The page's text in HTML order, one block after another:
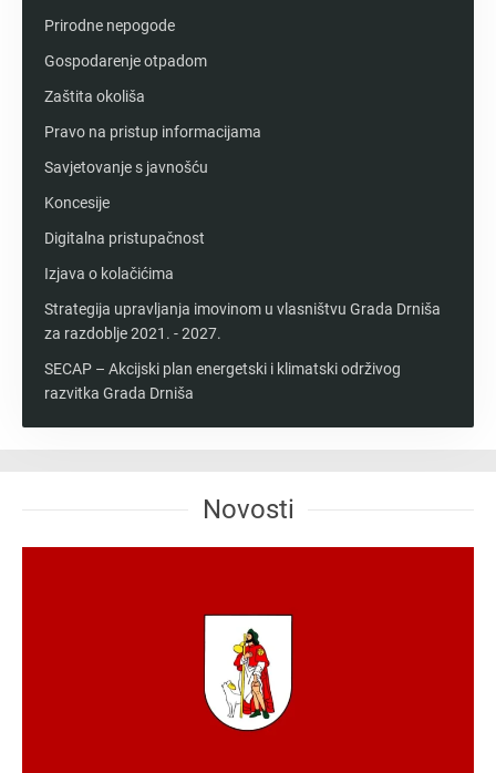
Prirodne nepogode
Gospodarenje otpadom
Zaštita okoliša
Pravo na pristup informacijama
Savjetovanje s javnošću
Koncesije
Digitalna pristupačnost
Izjava o kolačićima
Strategija upravljanja imovinom u vlasništvu Grada Drniša
za razdoblje 2021. - 2027.
SECAP – Akcijski plan energetski i klimatski održivog
razvitka Grada Drniša
Novosti